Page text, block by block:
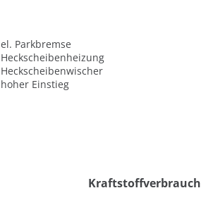
el. Parkbremse
Heckscheibenheizung
Heckscheibenwischer
hoher Einstieg
Kraftstoffverbrauch